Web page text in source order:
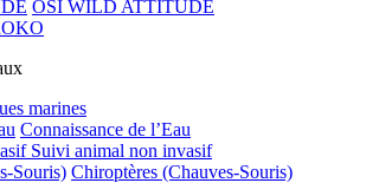
OSI WILD ATTITUDE
marines
Connaissance de l’Eau
Suivi animal non invasif
Souris) Chiroptères (Chauves-Souris)